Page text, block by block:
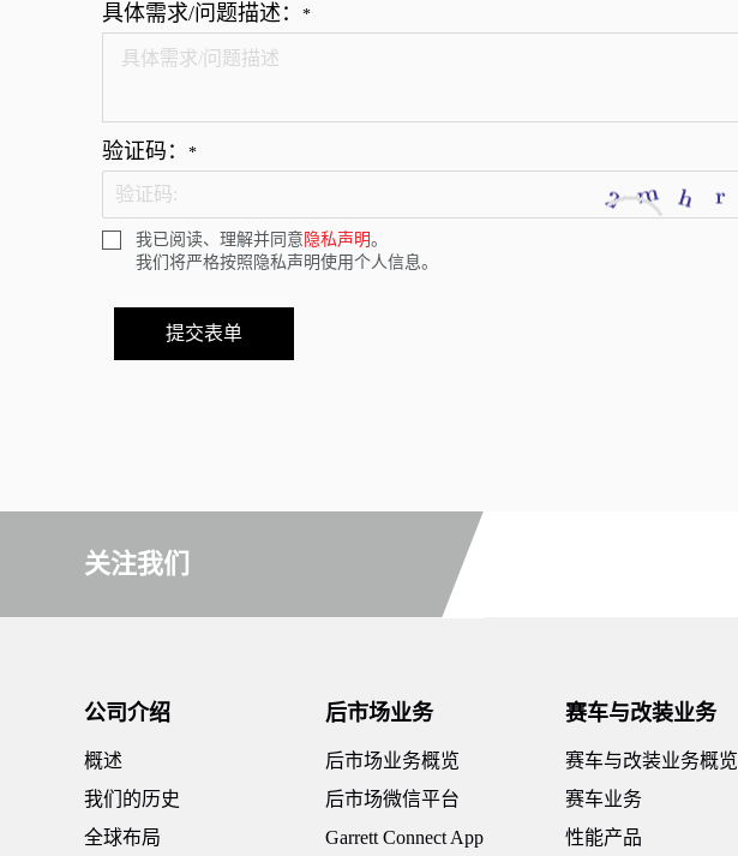
具体需求/问题描述： *
验证码： *
我已阅读、理解并同意 隐私声明。
我们将严格按照隐私声明使用个人信息。
提交表单
关注我们
公司介绍
概述
我们的历史
全球布局
后市场业务
后市场业务概览
后市场微信平台
Garrett Connect App
赛车与改装业务
赛车与改装业务概览
赛车业务
性能产品